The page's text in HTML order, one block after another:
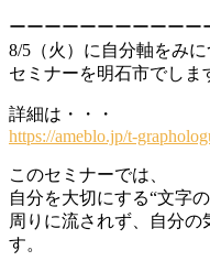
ーーーーーーーーーーー
8/5（火）に自分軸をみ
セミナーを明石市でしま
詳細は・・・
https://ameblo.jp/t-
このセミナーでは、
自分を大切にする“文字
周りに流されず、自分の
す。